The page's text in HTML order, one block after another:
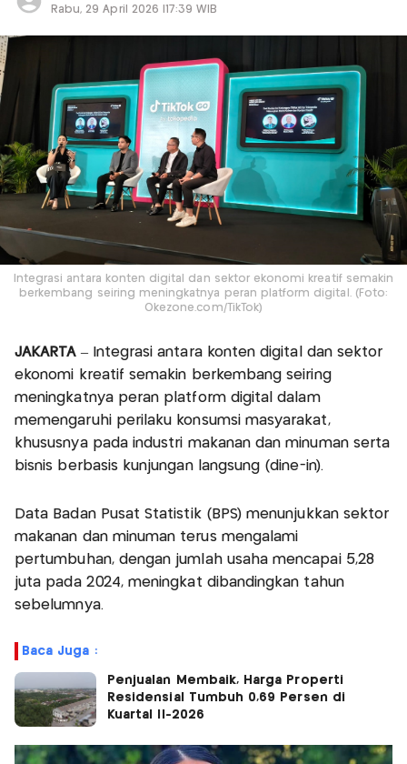
Rabu, 29 April 2026 |17:39 WIB
Integrasi antara konten digital dan sektor ekonomi kreatif semakin
berkembang seiring meningkatnya peran platform digital. (Foto:
Okezone.com/TikTok)
JAKARTA– Integrasi antara konten digital dan sektor
ekonomi kreatif semakin berkembang seiring
meningkatnya peran platform digital dalam
memengaruhi perilaku konsumsi masyarakat,
khususnya pada industri makanan dan minuman serta
bisnis berbasis kunjungan langsung (dine-in).
Data Badan Pusat Statistik (BPS) menunjukkan sektor
makanan dan minuman terus mengalami
pertumbuhan, dengan jumlah usaha mencapai 5,28
juta pada 2024, meningkat dibandingkan tahun
sebelumnya.
Baca Juga :
Penjualan Membaik, Harga Properti
Residensial Tumbuh 0,69 Persen di
Kuartal II-2026